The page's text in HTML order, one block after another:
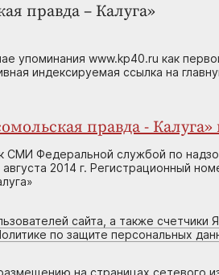
правда – Калуга»
упоминания www.kp40.ru как
индексируемая ссылка на
правда - Калуга»
СМИ Федеральной службой по
2014 г. Регистрационный
сайта, а также
по защите персональных
на страницах сетевого